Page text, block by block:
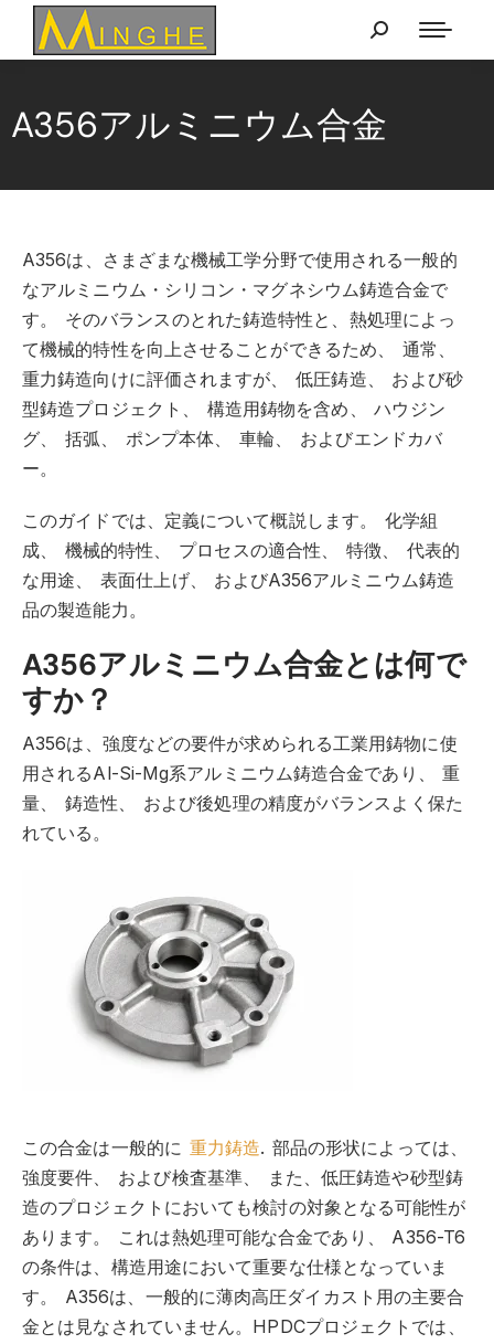
A356アルミニウム合金
A356は、さまざまな機械工学分野で使用される一般的
なアルミニウム・シリコン・マグネシウム鋳造合金で
す。
そのバランスのとれた鋳造特性と、熱処理によっ
て機械的特性を向上させることができるため、
通常、
重力鋳造向けに評価されますが、
低圧鋳造、
および砂
型鋳造プロジェクト、
構造用鋳物を含め、
ハウジン
グ、
括弧、 ポンプ本体、 車輪、
およびエンドカバ
ー。
このガイドでは、定義について概説します。
化学組
成、
機械的特性、 プロセスの適合性、 特徴、
代表的
な用途、
表面仕上げ、
およびA356アルミニウム鋳造
品の製造能力。
A356アルミニウム合金とは何で
すか？
A356は、強度などの要件が求められる工業用鋳物に使
用されるAl-Si-Mg系アルミニウム鋳造合金であり、
重
量、
鋳造性、
および後処理の精度がバランスよく保た
れている。
この合金は一般的に 重力鋳造. 部品の形状によっては、
強度要件、
および検査基準、
また、低圧鋳造や砂型鋳
造のプロジェクトにおいても検討の対象となる可能性が
あります。
これは熱処理可能な合金であり、
A356-T6
の条件は、構造用途において重要な仕様となっていま
す。
A356は、一般的に薄肉高圧ダイカスト用の主要合
金とは見なされていません。HPDCプロジェクトでは、